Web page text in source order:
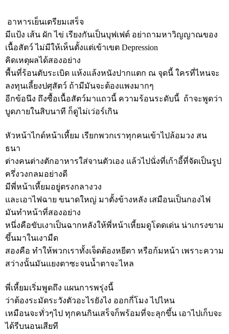
อาหารเย็นเตรียมเสร็จ
มีแป้ง เส้น ผัก ไข่ เรียงกันเป็นบุฟเฟต์ อย่าถามหาวิญญาณของ
เนื้อสัตว์ ไม่มีให้เห็นตั้งแต่เข้าเขต Depression
คิดเหตุผลได้สองอย่าง
พื้นที่ร้อนตับระเบิด แห้งแล้งหนังปากแตก ณ จุดนี้ ใครที่ไหนจะ
ลงทุนเลี้ยงปศุสัตว์ ถ้ามีมันจะต้องแพงมากๆ
อีกข้อนึง ถึงซื้อเนื้อสัตว์มาแถวนี้ ความร้อนระดับนี้ ถ้าจะพูดว่า
บูดภายในสิบนาที ก็ดูไม่เว่อร์เกิน
หัวหน้าไกด์หน้าเหี้ยม เรียกพวกเราทุกคนเข้าไปล้อมวง สน
ธนา
ต่างคนต่างตักอาหารใส่จานตัวเอง แล้วไปนั่งที่เก้าอี้ที่จัดเป็นรูป
ครึ่งวงกลมอย่างดี
มีพี่หน้าเหี้ยมอยู่ตรงกลางวง
และเอาไฟฉาย ขนาดใหญ่ มาตั้งข้างหลัง เสมือนเป็นกองไฟ
มันทำหน้าที่สองอย่าง
หนึ่งคือขับเงาเป็นฉากหลังให้พี่หน้าเหี้ยมดูโดดเด่น น่าเกรงขาม
ขึ้นมาในเงามืด
สองคือ ทำให้พวกเราทั้งเจ็ดต้องหยีตา หรือก้มหน้า เพราะความ
สว่างนั้นมันแยงตาซะจนน้ำตาจะไหล
พี่เหี้ยมเริ่มพูดถึง แผนการพรุ่งนี้
ว่าต้องระมัดระวังตัวอะไรยังไง ออกกี่โมง ไปไหน
เหมือนจะทั่วๆไป ทุกคนกินเสร็จก็พร้อมที่จะลุกขึ้น เอาไปเก็บจะ
ได้รีบนอนเสียที